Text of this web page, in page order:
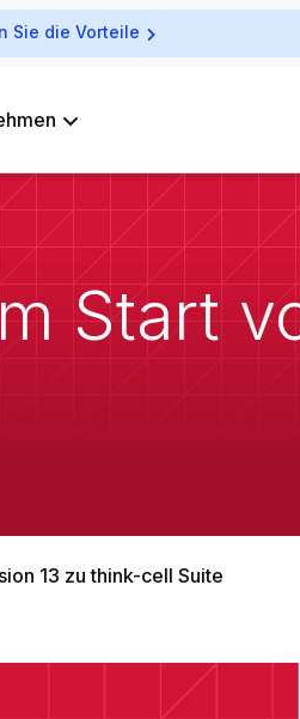
Sie die Vorteile
Start
13 zu think-cell Suite